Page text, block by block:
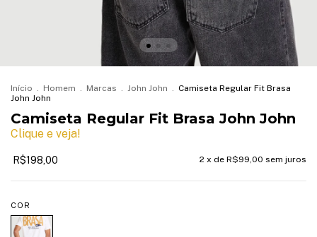
Início . Homem . Marcas . John John . Camiseta Regular Fit Brasa
John John
Camiseta Regular Fit Brasa John John
Clique e veja!
R$198,00 2 x de R$99,00 sem juros
COR